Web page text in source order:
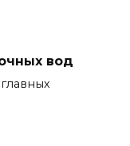
вод